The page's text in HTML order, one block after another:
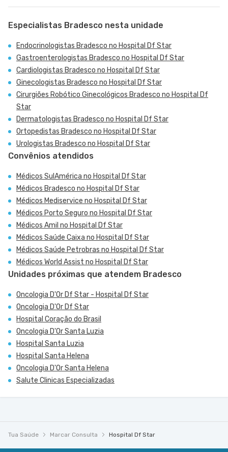
Especialistas Bradesco nesta unidade
Endocrinologistas Bradesco no Hospital Df Star
Gastroenterologistas Bradesco no Hospital Df Star
Cardiologistas Bradesco no Hospital Df Star
Ginecologistas Bradesco no Hospital Df Star
Cirurgiões Robótico Ginecológicos Bradesco no Hospital Df
Star
Dermatologistas Bradesco no Hospital Df Star
Ortopedistas Bradesco no Hospital Df Star
Urologistas Bradesco no Hospital Df Star
Convênios atendidos
Médicos SulAmérica no Hospital Df Star
Médicos Bradesco no Hospital Df Star
Médicos Mediservice no Hospital Df Star
Médicos Porto Seguro no Hospital Df Star
Médicos Amil no Hospital Df Star
Médicos Saúde Caixa no Hospital Df Star
Médicos Saúde Petrobras no Hospital Df Star
Médicos World Assist no Hospital Df Star
Unidades próximas que atendem Bradesco
Oncologia D'Or Df Star - Hospital Df Star
Oncologia D'Or Df Star
Hospital Coração do Brasil
Oncologia D'Or Santa Luzia
Hospital Santa Luzia
Hospital Santa Helena
Oncologia D'Or Santa Helena
Salute Clinicas Especializadas
Tua Saúde Marcar Consulta Hospital Df Star